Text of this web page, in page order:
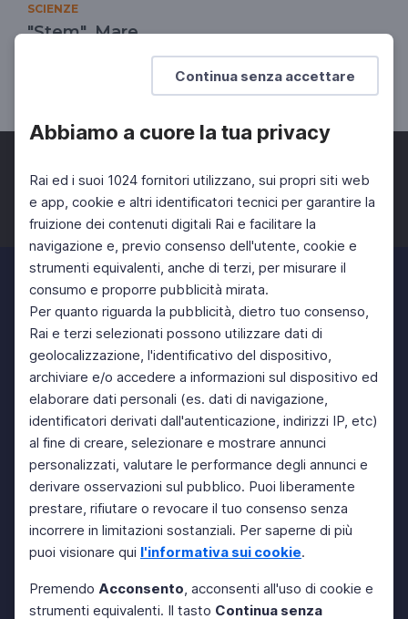
Continua senza accettare
Abbiamo a cuore la tua privacy
Rai ed i suoi 1024 fornitori utilizzano, sui propri siti web
e app, cookie e altri identificatori tecnici per garantire la
fruizione dei contenuti digitali Rai e facilitare la
navigazione e, previo consenso dell'utente, cookie e
strumenti equivalenti, anche di terzi, per misurare il
consumo e proporre pubblicità mirata.
Per quanto riguarda la pubblicità, dietro tuo consenso,
Rai e terzi selezionati possono utilizzare dati di
geolocalizzazione, l'identificativo del dispositivo,
archiviare e/o accedere a informazioni sul dispositivo ed
elaborare dati personali (es. dati di navigazione,
identificatori derivati dall'autenticazione, indirizzi IP, etc)
al fine di creare, selezionare e mostrare annunci
personalizzati, valutare le performance degli annunci e
derivare osservazioni sul pubblico. Puoi liberamente
prestare, rifiutare o revocare il tuo consenso senza
incorrere in limitazioni sostanziali. Per saperne di più
puoi visionare qui l'informativa sui cookie.
Premendo Acconsento, acconsenti all'uso di cookie e
strumenti equivalenti. Il tasto Continua senza
SCIENZE
"Stem". Mare
SCUOLA SECONDARIA 2°
Facebook Twitter Instagram